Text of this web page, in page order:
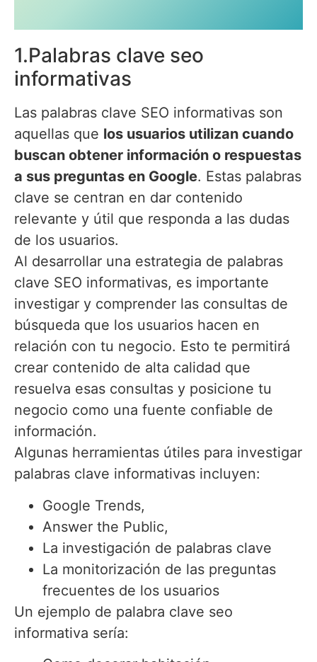
1.Palabras clave seo
informativas
Las palabras clave SEO informativas son
aquellas que los usuarios utilizan cuando
buscan obtener información o respuestas
a sus preguntas en Google. Estas palabras
clave se centran en dar contenido
relevante y útil que responda a las dudas
de los usuarios.
Al desarrollar una estrategia de palabras
clave SEO informativas, es importante
investigar y comprender las consultas de
búsqueda que los usuarios hacen en
relación con tu negocio. Esto te permitirá
crear contenido de alta calidad que
resuelva esas consultas y posicione tu
negocio como una fuente confiable de
información.
Algunas herramientas útiles para investigar
palabras clave informativas incluyen:
Google Trends,
Answer the Public,
La investigación de palabras clave
La monitorización de las preguntas
frecuentes de los usuarios
Un ejemplo de palabra clave seo
informativa sería: